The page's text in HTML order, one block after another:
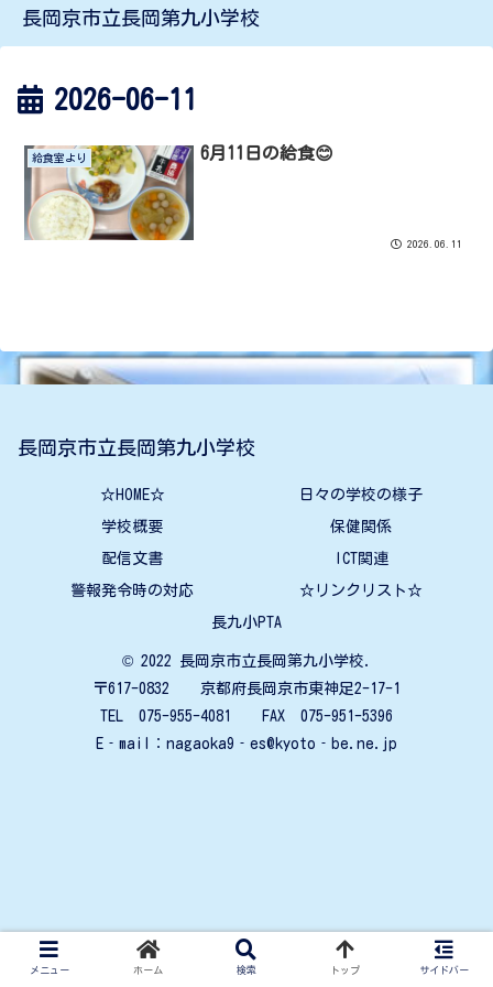
長岡京市立長岡第九小学校
2026-06-11
給食室より 6月11日の給食😊
2026.06.11
長岡京市立長岡第九小学校
☆HOME☆ 日々の学校の様子
学校概要 保健関係
配信文書 ICT関連
警報発令時の対応 ☆リンクリスト☆
長九小PTA
© 2022 長岡京市立長岡第九小学校.
〒617-0832 京都府長岡京市東神足2-17-1
TEL 075-955-4081 FAX 075-951-5396
E‐mail：nagaoka9‐es@kyoto‐be.ne.jp
メニュー ホーム 検索 トップ サイドバー